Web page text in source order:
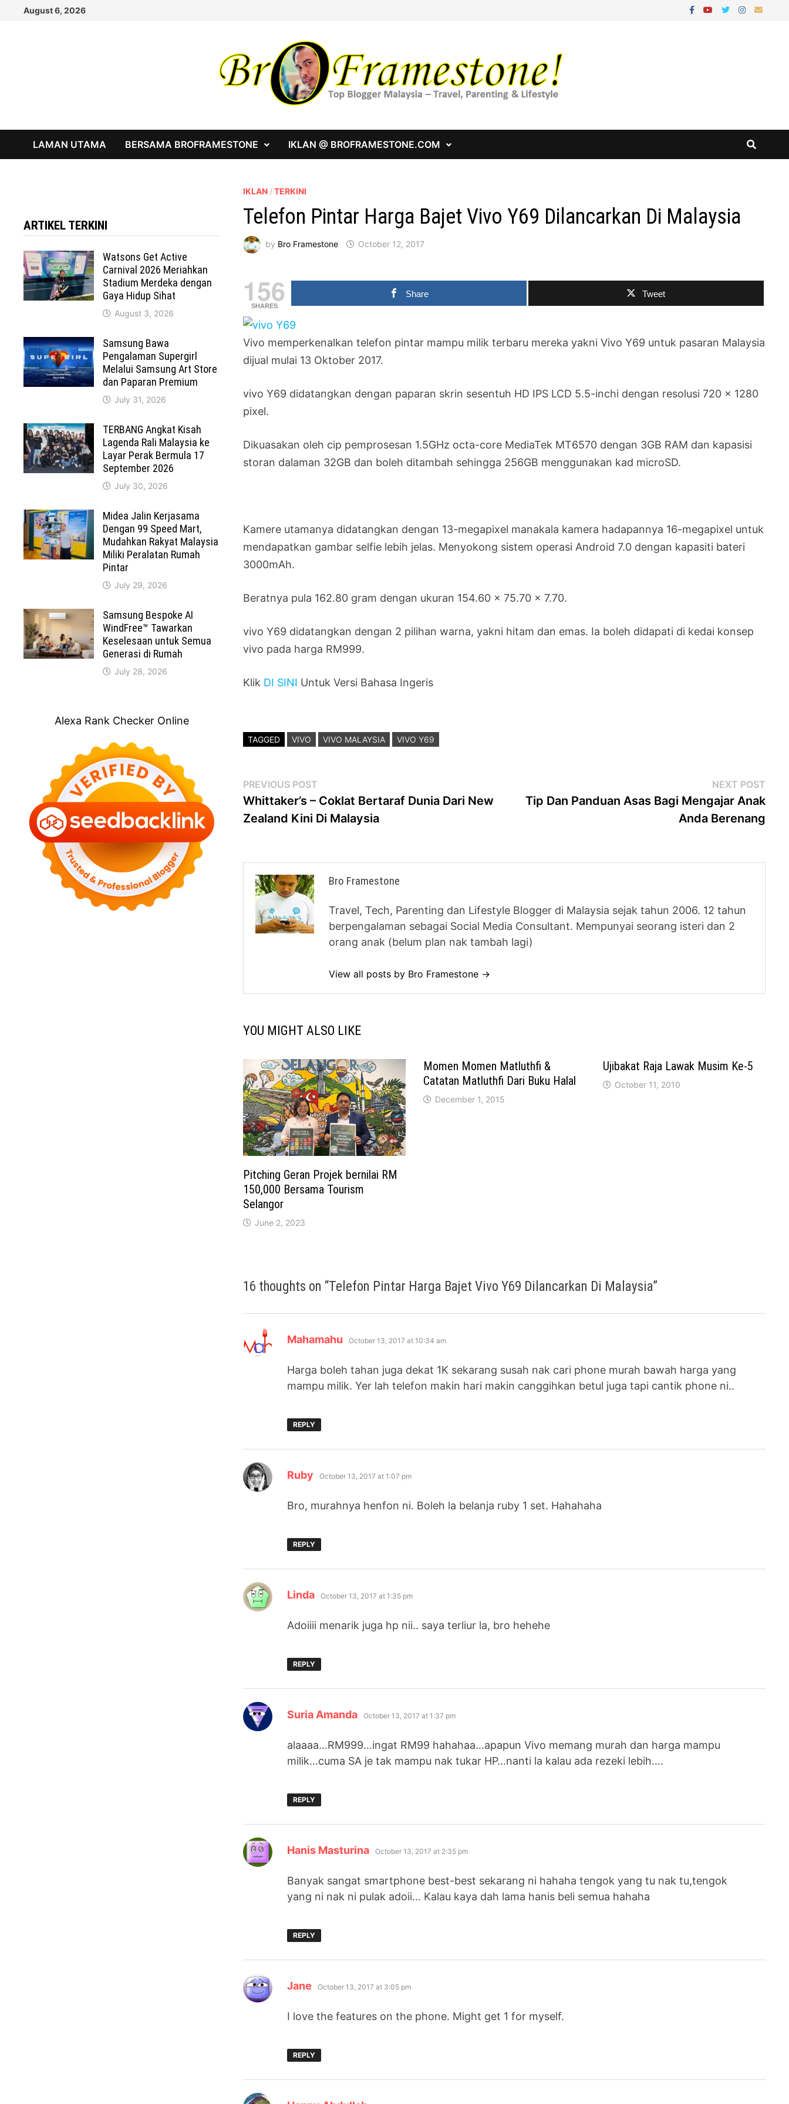
August 6, 2026
LAMAN UTAMA BERSAMA BROFRAMESTONE IKLAN @ BROFRAMESTONE.COM
IKLAN /TERKINI
Telefon Pintar Harga Bajet Vivo Y69 Dilancarkan Di Malaysia
by Bro Framestone October 12, 2017
156
SHARES
Share Tweet
Vivo memperkenalkan telefon pintar mampu milik terbaru mereka yakni Vivo Y69 untuk pasaran Malaysia
dijual mulai 13 Oktober 2017.
vivo Y69 didatangkan dengan paparan skrin sesentuh HD IPS LCD 5.5-inchi dengan resolusi 720 x 1280
pixel.
Dikuasakan oleh cip pemprosesan 1.5GHz octa-core MediaTek MT6570 dengan 3GB RAM dan kapasisi
storan dalaman 32GB dan boleh ditambah sehingga 256GB menggunakan kad microSD.
Kamere utamanya didatangkan dengan 13-megapixel manakala kamera hadapannya 16-megapixel untuk
mendapatkan gambar selfie lebih jelas. Menyokong sistem operasi Android 7.0 dengan kapasiti bateri
3000mAh.
Beratnya pula 162.80 gram dengan ukuran 154.60 x 75.70 x 7.70.
vivo Y69 didatangkan dengan 2 pilihan warna, yakni hitam dan emas. Ia boleh didapati di kedai konsep
vivo pada harga RM999.
Klik DI SINI Untuk Versi Bahasa Ingeris
TAGGED VIVO VIVO MALAYSIA VIVO Y69
Post
navigation
PREVIOUS POST
post:
Whittaker’s – Coklat Bertaraf Dunia Dari New
Zealand Kini Di Malaysia
NEXT POSTNext
Tip Dan Panduan Asas Bagi Mengajar Anak
Anda Berenang
Bro Framestone
Travel, Tech, Parenting dan Lifestyle Blogger di Malaysia sejak tahun 2006. 12 tahun
berpengalaman sebagai Social Media Consultant. Mempunyai seorang isteri dan 2
orang anak (belum plan nak tambah lagi)
View all posts by Bro Framestone →
YOU MIGHT ALSO LIKE
Pitching Geran Projek bernilai RM
150,000 Bersama Tourism
Selangor
June 2, 2023
Momen Momen Matluthfi &
Catatan Matluthfi Dari Buku Halal
December 1, 2015
Ujibakat Raja Lawak Musim Ke-5
October 11, 2010
16 thoughts on “Telefon Pintar Harga Bajet Vivo Y69 Dilancarkan Di Malaysia”
Mahamahu says:
October 13, 2017 at 10:34 am
Harga boleh tahan juga dekat 1K sekarang susah nak cari phone murah bawah harga yang
mampu milik. Yer lah telefon makin hari makin canggihkan betul juga tapi cantik phone ni..
REPLY
Ruby says:
October 13, 2017 at 1:07 pm
Bro, murahnya henfon ni. Boleh la belanja ruby 1 set. Hahahaha
REPLY
Linda says:
October 13, 2017 at 1:35 pm
Adoiiii menarik juga hp nii.. saya terliur la, bro hehehe
REPLY
Suria Amanda says:
October 13, 2017 at 1:37 pm
alaaaa…RM999…ingat RM99 hahahaa…apapun Vivo memang murah dan harga mampu
milik…cuma SA je tak mampu nak tukar HP…nanti la kalau ada rezeki lebih….
REPLY
Hanis Masturina says:
October 13, 2017 at 2:35 pm
Banyak sangat smartphone best-best sekarang ni hahaha tengok yang tu nak tu,tengok
yang ni nak ni pulak adoii… Kalau kaya dah lama hanis beli semua hahaha
REPLY
Jane says:
October 13, 2017 at 3:05 pm
I love the features on the phone. Might get 1 for myself.
REPLY
ARTIKEL TERKINI
Watsons Get Active
Carnival 2026 Meriahkan
Stadium Merdeka dengan
Gaya Hidup Sihat
August 3, 2026
Samsung Bawa
Pengalaman Supergirl
Melalui Samsung Art Store
dan Paparan Premium
July 31, 2026
TERBANG Angkat Kisah
Lagenda Rali Malaysia ke
Layar Perak Bermula 17
September 2026
July 30, 2026
Midea Jalin Kerjasama
Dengan 99 Speed Mart,
Mudahkan Rakyat Malaysia
Miliki Peralatan Rumah
Pintar
July 29, 2026
Samsung Bespoke AI
WindFree™ Tawarkan
Keselesaan untuk Semua
Generasi di Rumah
July 28, 2026
Alexa Rank Checker Online